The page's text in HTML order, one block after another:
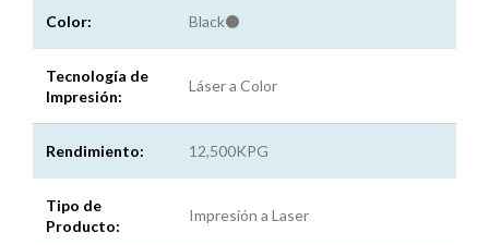
Color: Black⚫
Tecnología de
Impresión:
Láser a Color
Rendimiento: 12,500KPG
Tipo de
Producto:
Impresión a Laser